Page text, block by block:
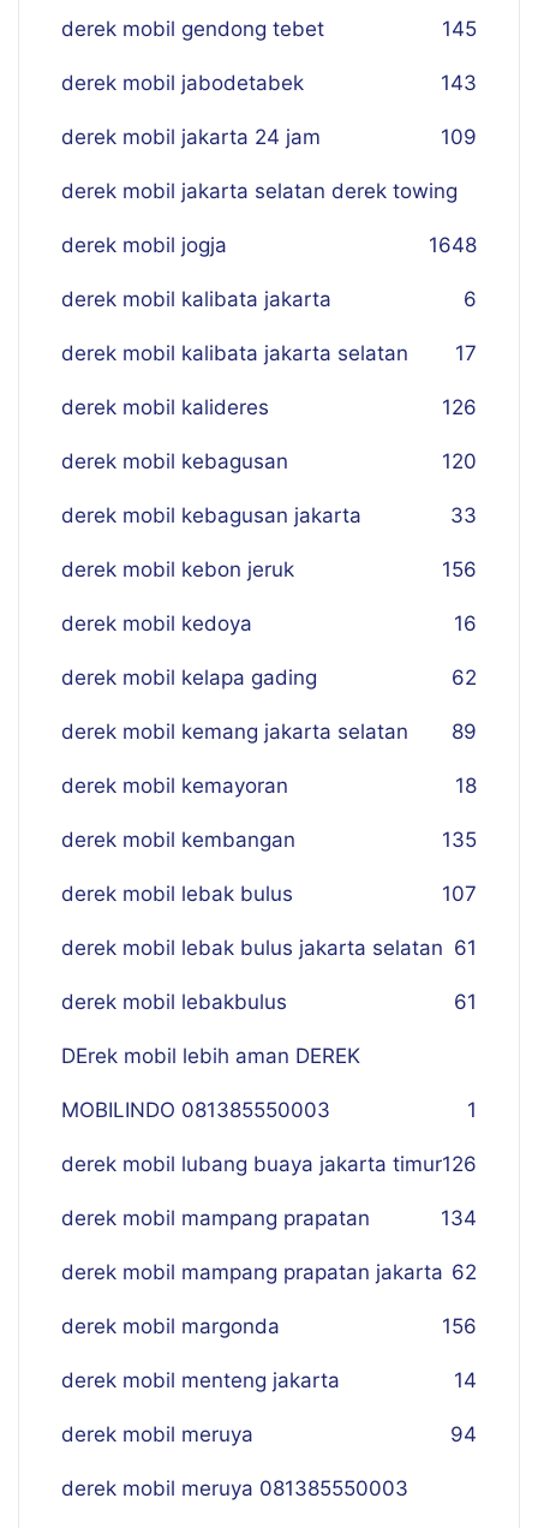
derek mobil gendong tebet 145
derek mobil jabodetabek 143
derek mobil jakarta 24 jam 109
derek mobil jakarta selatan derek towing
48
derek mobil jogja 16
derek mobil kalibata jakarta 6
derek mobil kalibata jakarta selatan 17
derek mobil kalideres 126
derek mobil kebagusan 120
derek mobil kebagusan jakarta 33
derek mobil kebon jeruk 156
derek mobil kedoya 16
derek mobil kelapa gading 62
derek mobil kemang jakarta selatan 89
derek mobil kemayoran 18
derek mobil kembangan 135
derek mobil lebak bulus 107
derek mobil lebak bulus jakarta selatan 61
derek mobil lebakbulus 61
DErek mobil lebih aman DEREK
MOBILINDO 081385550003 1
derek mobil lubang buaya jakarta timur126
derek mobil mampang prapatan 134
derek mobil mampang prapatan jakarta 62
derek mobil margonda 156
derek mobil menteng jakarta 14
derek mobil meruya 94
derek mobil meruya 081385550003